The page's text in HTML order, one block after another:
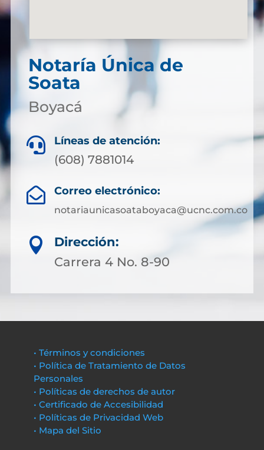
Notaría Única de
Soata
Boyacá
 Líneas de atención:
(608) 7881014
 Correo electrónico:
notariaunicasoataboyaca@ucnc.com.co

Dirección:
Carrera 4 No. 8-90
• Términos y condiciones
• Política de Tratamiento de Datos
Personales
• Políticas de derechos de autor
• Certificado de Accesibilidad
• Políticas de Privacidad Web
• Mapa del Sitio